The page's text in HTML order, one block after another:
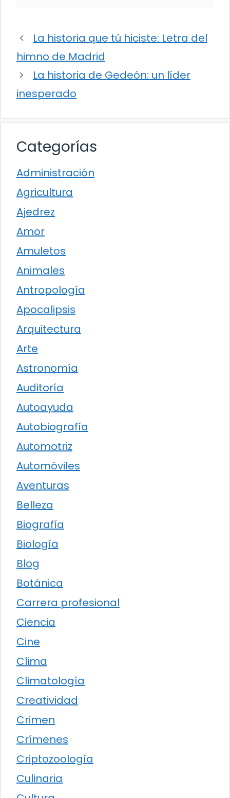
La historia que tú hiciste: Letra del
himno de Madrid
La historia de Gedeón: un líder
inesperado
Categorías
Administración
Agricultura
Ajedrez
Amor
Amuletos
Animales
Antropología
Apocalipsis
Arquitectura
Arte
Astronomía
Auditoría
Autoayuda
Autobiografía
Automotriz
Automóviles
Aventuras
Belleza
Biografía
Biología
Blog
Botánica
Carrera profesional
Ciencia
Cine
Clima
Climatología
Creatividad
Crimen
Crímenes
Criptozoología
Culinaria